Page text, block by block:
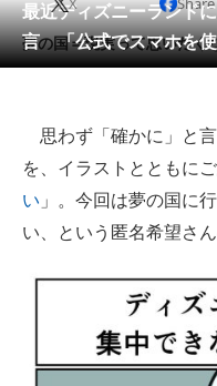
会員記事
メディア
ITの今と未来を見通す
スマホと通信の最新トレ
進化するPCとデバイスの
好きが集まる 比べて選べ
ビジネスと働き方のヒント
最近ディズニーランド
言 「公式でスマホを
夢の国＝現実って思いたく
思わず「確かに」と
を、イラストとともに
い 」。今回は夢の国に
い、という匿名希望さ